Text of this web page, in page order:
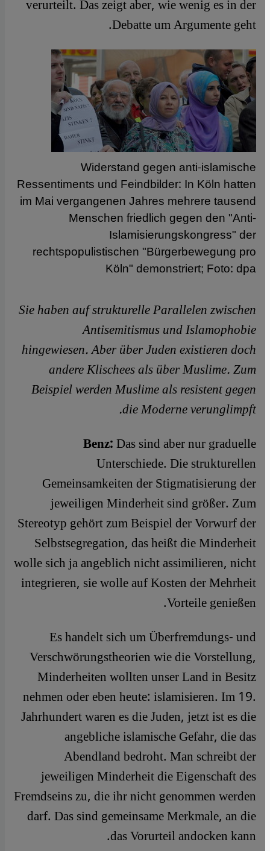
Debatte um Argumente geht.
Widerstand gegen anti-islamische
Ressentiments und Feindbilder: In Köln hatten
im Mai vergangenen Jahres mehrere tausend
Menschen friedlich gegen den "Anti-
Islamisierungskongress" der
rechtspopulistischen "Bürgerbewegung pro
Köln" demonstriert; Foto: dpa
Sie haben auf strukturelle Parallelen zwischen
Antisemitismus und Islamophobie
hingewiesen. Aber über Juden existieren doch
andere Klischees als über Muslime. Zum
Beispiel werden Muslime als resistent gegen
die Moderne verunglimpft.
Benz:Das sind aber nur graduelle
Unterschiede. Die strukturellen
Gemeinsamkeiten der Stigmatisierung der
jeweiligen Minderheit sind größer. Zum
Stereotyp gehört zum Beispiel der Vorwurf der
Selbstsegregation, das heißt die Minderheit
wolle sich ja angeblich nicht assimilieren, nicht
integrieren, sie wolle auf Kosten der Mehrheit
Vorteile genießen.
Es handelt sich um Überfremdungs- und
Verschwörungstheorien wie die Vorstellung,
Minderheiten wollten unser Land in Besitz
nehmen oder eben heute: islamisieren. Im 19.
Jahrhundert waren es die Juden, jetzt ist es die
angebliche islamische Gefahr, die das
Abendland bedroht. Man schreibt der
jeweiligen Minderheit die Eigenschaft des
Fremdseins zu, die ihr nicht genommen werden
darf. Das sind gemeinsame Merkmale, an die
das Vorurteil andocken kann.